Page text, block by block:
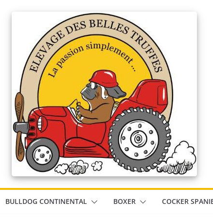
BULLDOG CONTINENTAL BOXER COCKER